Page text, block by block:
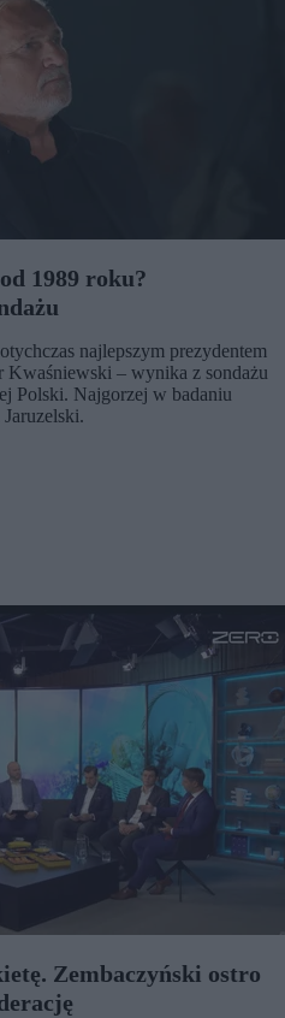
1989 roku?
najlepszym prezydentem
Kwaśniewski – wynika z sondażu
Polski. Najgorzej w badaniu
Zembaczyński ostro